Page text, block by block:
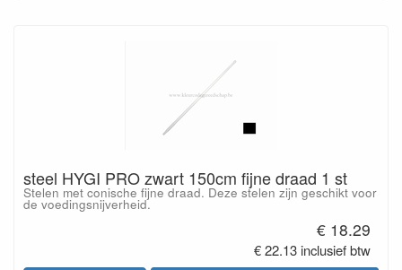
steel HYGI PRO zwart 150cm fijne draad 1 st
Stelen met conische fijne draad. Deze stelen zijn geschikt voor
de voedingsnijverheid.
€ 18.29
€ 22.13 inclusief btw